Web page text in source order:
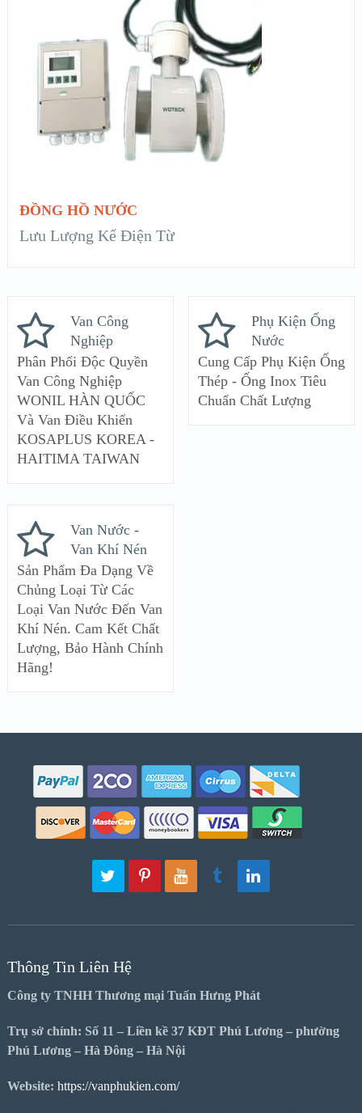
XEM CHI TIẾT
ĐỒNG HỒ NƯỚC
Lưu Lượng Kế Điện Từ
Van Công
Nghiệp
Phân Phối Độc Quyền
Van Công Nghiệp
WONIL HÀN QUỐC
Và Van Điều Khiển
KOSAPLUS KOREA -
HAITIMA TAIWAN
Phụ Kiện Ống
Nước
Cung Cấp Phụ Kiện Ống
Thép - Ống Inox Tiêu
Chuẩn Chất Lượng
Van Nước -
Van Khí Nén
Sản Phẩm Đa Dạng Về
Chủng Loại Từ Các
Loại Van Nước Đến Van
Khí Nén. Cam Kết Chất
Lượng, Bảo Hành Chính
Hãng!
Thông Tin Liên Hệ
Công ty TNHH Thương mại Tuấn Hưng Phát
Trụ sở chính: Số 11 – Liền kề 37 KĐT Phú Lương – phường
Phú Lương – Hà Đông – Hà Nội
Website: https://vanphukien.com/